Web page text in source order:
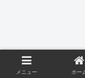
メニュー ホー